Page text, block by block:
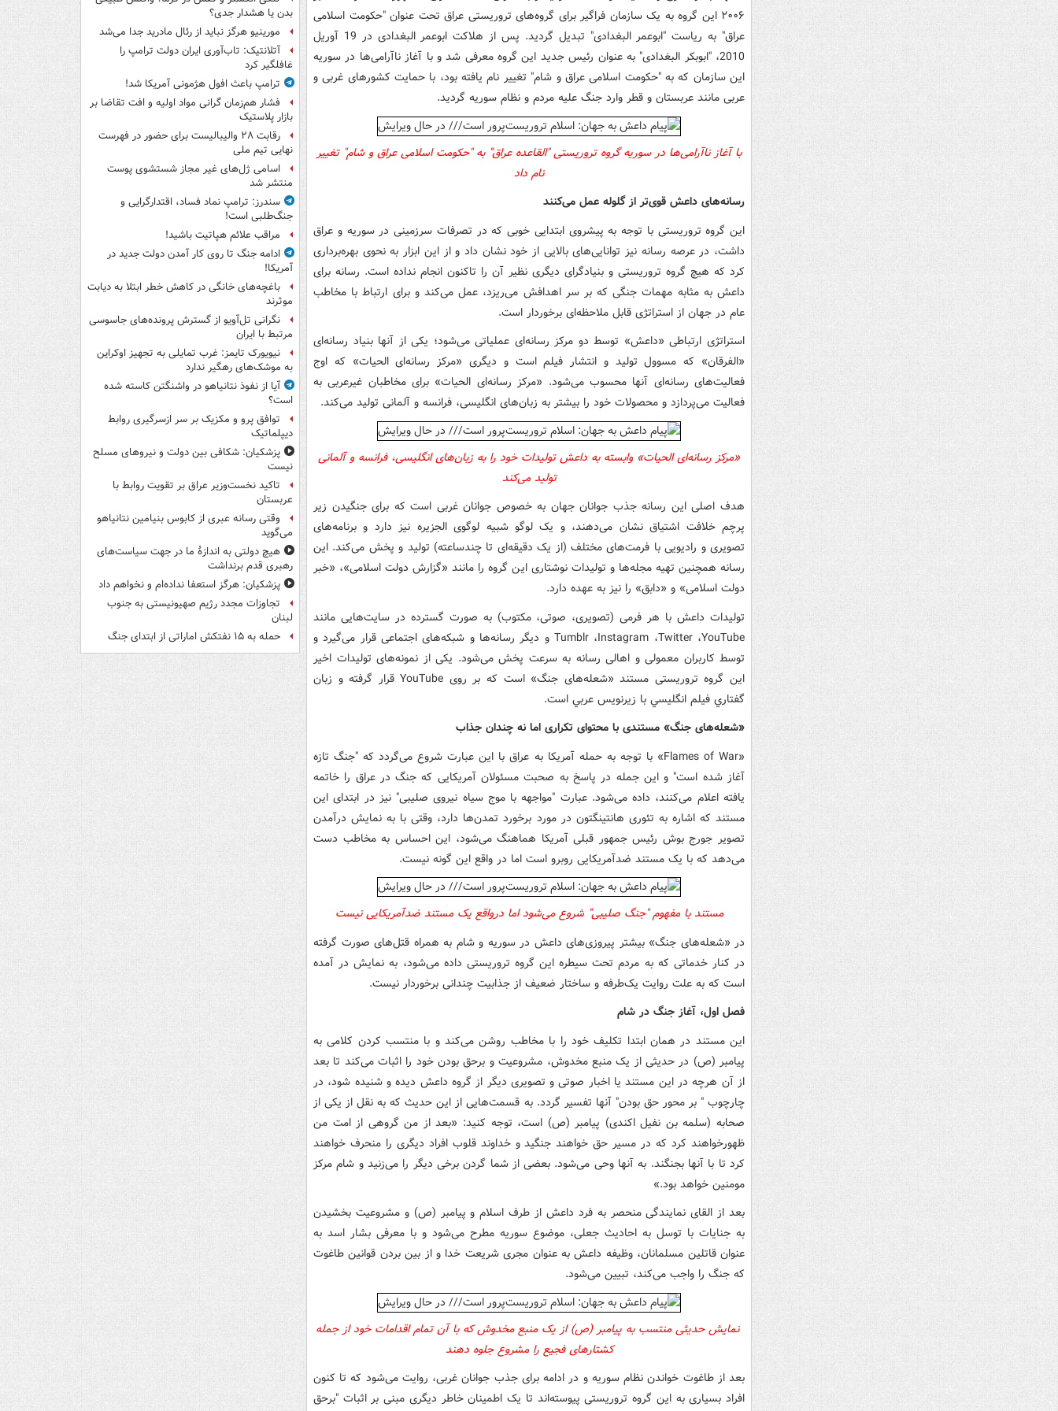
۲۰۰۶ این گروه به یک سازمان فراگیر برای گروه‌‌های تروریستى عراق تحت عنوان "حکومت اسلامی
عراق" به ریاست "ابوعمر البغدادی" تبدیل گردید. پس از هلاکت ابوعمر البغدادی در 19 آوریل
2010، "ابوبکر البغدادی" به عنوان رئیس جدید این گروه معرفی شد و با آغاز ناآرامی‌ها در سوریه
این سازمان که به "حکومت اسلامی عراق و شام" تغییر نام یافته بود، با حمایت کشورهای غربی و
عربی مانند عربستان و قطر وارد جنگ علیه مردم و نظام سوریه گردید.
با آغاز ناآرامی‌ها در سوریه گروه تروریستی "القاعده عراق" به "حکومت اسلامی عراق و شام" تغییر
نام داد
رسانه‎‌های داعش قوی‌تر از گلوله عمل می‌کنند
این گروه تروریستی با توجه به پیشروی ابتدایی خوبی که در تصرفات سرزمینی در سوریه و عراق
داشت، در عرصه رسانه نیز توانایی‌های بالایی از خود نشان داد و از این ابزار به نحوی بهره‌برداری
کرد که هیچ گروه تروریستی و بنیادگرای دیگری نظیر آن را تاکنون انجام نداده است. رسانه برای
داعش به مثابه مهمات جنگی که بر سر اهدافش می‌ریزد، عمل می‌کند و برای ارتباط با مخاطب
عام در جهان از استراتژی قابل ملاحظه‌ای برخوردار است.
استراتژی ارتباطی «داعش» توسط دو مرکز رسانه‌ای عملیاتی می‌شود؛ یکی از آنها بنیاد رسانه‌ای
«الفرقان» که مسوول تولید و انتشار فیلم است و دیگری «مرکز رسانه‌ای الحیات» که اوج
فعالیتهای رسانه‌ای آنها محسوب می‌شود. «مرکز رسانه‌ای الحیات» برای مخاطبان غیرعربی به
فعالیت می‌پردازد و محصولات خود را بیشتر به زبان‌های انگلیسی، فرانسه و آلمانی تولید می‌کند.
«مرکز رسانه‌ای الحیات» وابسته به داعش تولیدات خود را به زبان‌های انگلیسی، فرانسه و آلمانی
تولید می‌کند
هدف اصلیاین رسانه جذب جوانان جهان به خصوص جوانان غربی‌ است که برای جنگیدن زیر
پرچم خلافت اشتیاق نشان می‌دهند، و یک لوگو شبیه لوگوی الجزیره نیز دارد و برنامه‌های
تصویری و رادیویی با فرمت‌های مختلف (از یک دقیقه‌ای تا چندساعته) تولید و پخش می‌کند. این
رسانه همچنین تهیه مجله‌ها و تولیدات نوشتاری این گروه را مانند «گزارش دولت اسلامی»، «خبر
دولت اسلامی» و «دابق» را نیز به عهده دارد.
تولیدات داعش با هر فرمی (تصویری، صوتی، مکتوب) به صورت گسترده در سایت‌هایی مانند
YouTube،Twitter، Instagram، Tumblr و دیگر رسانه‌ها و شبکه‌های اجتماعی قرار می‌گیرد و
توسط کاربران معمولی و اهالی رسانه به سرعت پخش می‌شود. یکی از نمونه‌های تولیدات اخیر
این گروه تروریستی مستند «شعله‌های جنگ» است که بر روی YouTubeقرار گرفته و زبان
گفتاري فيلم انگليسي با زيرنويس عربي است.
«شعله‌های جنگ» مستندی با محتوای تکراری اما نه چندان جذاب
«
Flames of War
»با توجه به حمله آمریکا به عراق با این عبارت شروع می‌گردد که "جنگ تازه
آغاز شده است" و این جمله در پاسخ به صحبت مسئولان آمریکایی که جنگ در عراق را خاتمه
یافته اعلام می‌کنند، داده می‌شود. عبارت "مواجهه با موج سیاه نیروی صلیبی" نیز در ابتدای این
مستند که اشاره به تئوری هانتینگتون در مورد برخورد تمدن‌ها دارد، وقتی با به نمایش درآمدن
تصویر جورج بوش رئیس جمهور قبلی آمریکا هماهنگ می‌شود، این احساس به مخاطب دست
می‌دهد که با یک مستند ضدآمریکایی روبرو است اما در واقع این گونه نیست.
مستند با مفهوم"جنگ صلیبی" شروع می‌شود اما درواقع یک مستند ضدآمریکایی نیست
در «شعله‌های جنگ» بیشتر پیروزی‌های داعش در سوریه و شام به همراه قتل‌های صورت گرفته
در کنار خدماتی که به مردم تحت سیطره این گروه تروریستی داده می‌شود، به نمایش در آمده
است که به علت روایت یک‌طرفه و ساختار ضعیف از جذابیت چندانی برخوردار نیست.
فصل اول، آغاز جنگ در شام
این مستند در همان ابتدا تکلیف خود را با مخاطب روشن می‌کند و با منتسب کردن کلامی به
پیامبر (ص) در حدیثی از یک منبع مخدوش، مشروعیت و برحق بودن خود را اثبات می‌کند تا بعد
از آن هرچه در این مستند یا اخبار صوتی و تصویری دیگر از گروه داعش دیده و شنیده شود، در
چارچوب " بر محور حق بودن" آنها تفسیر گردد. به قسمت‌هایی از این حدیث که به نقل از یکی از
صحابه (سلمه بن نفیل اکندی) پیامبر (ص) است، توجه کنید: «بعد از من گروهی از امت من
ظهورخواهند کرد که در مسیر حق خواهند جنگید و خداوند قلوب افراد دیگری را منحرف خواهند
کرد تا با آنها بجنگند. به آنها وحی می‌شود. بعضی از شما گردن برخی دیگر را می‌زنید و شام مرکز
مومنین خواهد بود.»
بعد از القای نمایندگی منحصر به فرد داعش از طرف اسلام و پیامبر (ص) و مشروعیت بخشیدن
به جنایات با توسل به احادیث جعلی، موضوع سوریه مطرح می‌شود و با معرفی بشار اسد به
عنوان قاتلین مسلمانان، وظیفه داعش به عنوان مجری شریعت خدا و از بین بردن قوانین طاغوت
که جنگ را واجب می‌کند، تبیین می‌شود.
نمایش حدیثی منتسب به پیامبر (ص) از یک منبع مخدوش که با آن تمام اقدامات خود از جمله
کشتارهای فجیع را مشروع جلوه دهند
بعد از طاغوت خواندن نظام سوریه و در ادامه برای جذب جوانان غربی، روایت می‌شود که تا کنون
افراد بسیاری به این گروه تروریستی پیوسته‌اند تا یک اطمینان خاطر دیگری مبنی بر اثبات "برحق
بدن یا هشدار جدی؟
مورینیو هرگز نباید از رئال مادرید جدا می‌شد
آتلانتیک: تاب‌آوری ایران دولت ترامپ را
غافلگیر کرد
ترامپ باعث افول هژمونی آمریکا شد!
فشار هم‌زمان گرانی مواد اولیه و افت تقاضا بر
بازار پلاستیک
رقابت ۲۸ والیبالیست برای حضور در فهرست
نهایی تیم ملی
اسامی ژل‌های غیر مجاز شستشوی پوست
منتشر شد
سندرز: ترامپ نماد فساد، اقتدارگرایی و
جنگ‌طلبی است!
مراقب علائم هپاتیت باشید!
ادامه جنگ تا روی کار آمدن دولت جدید در
آمریکا!
باغچه‌های خانگی در کاهش خطر ابتلا به دیابت
موثرند
نگرانی تل‌آویو از گسترش پرونده‌های جاسوسی
مرتبط با ایران
نیویورک تایمز: غرب تمایلی به تجهیز اوکراین
به موشک‌های رهگیر ندارد
آیا از نفوذ نتانیاهو در واشنگتن کاسته شده
است؟
توافق پرو و مکزیک بر سر ازسرگیری روابط
دیپلماتیک
پزشکیان: شکافی بین دولت و نیروهای مسلح
نیست
تاکید نخست‌وزیر عراق بر تقویت روابط با
عربستان
وقتی رسانه عبری از کابوس بنیامین نتانیاهو
می‌گوید
هیچ دولتی به اندازۀ ما در جهت سیاست‌های
رهبری قدم برنداشت
پزشکیان: هرگز استعفا نداده‌ام و نخواهم داد
تجاوزات مجدد رژیم صهیونیستی به جنوب
لبنان
حمله به ۱۵ نفتکش‌ اماراتی از ابتدای جنگ